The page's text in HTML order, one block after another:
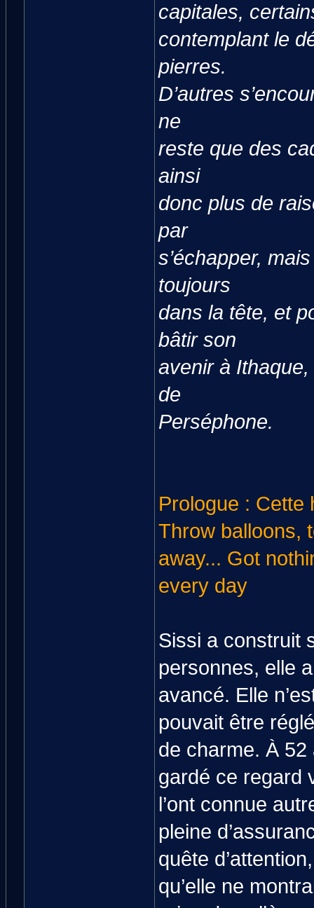
capitales,
contemplant le
pierres.
D’autres
ne
reste que des
ainsi
donc plus de
par
s’échapper,
toujours
dans la tête, et
bâtir son
avenir à
de
Perséphone.
Prologue : Cette
Throw balloons,
away... Got
every day
Sissi a construit
personnes, elle
avancé. Elle
pouvait être
de charme. À
gardé ce regard
l’ont connue
pleine
quête
qu’elle ne